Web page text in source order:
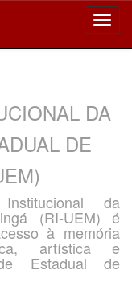
DA
DE
da
(RI-UEM) é
à memória
artística e
Estadual de